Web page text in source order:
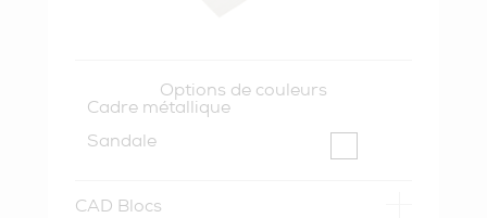
Options de couleurs
Cadre métallique
Sandale
CAD Blocs